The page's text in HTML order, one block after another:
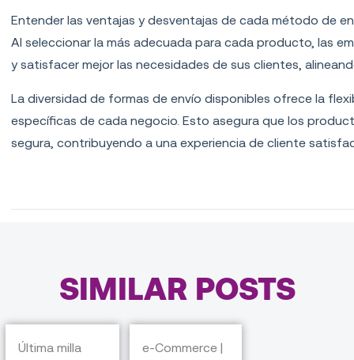
Entender las ventajas y desventajas de cada método de
Al seleccionar la más adecuada para cada producto, las
y satisfacer mejor las necesidades de sus clientes,
La diversidad de formas de envío disponibles ofrece la
específicas de cada negocio. Esto asegura que los
segura, contribuyendo a una experiencia de cliente
SIMILAR POSTS
Última milla
e-Commerce |